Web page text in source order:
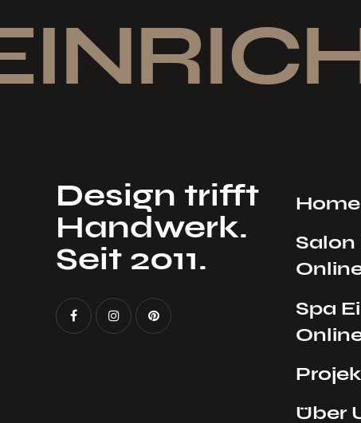
Design trifft
Handwerk.
Seit 2011.
Home
Spa
Über